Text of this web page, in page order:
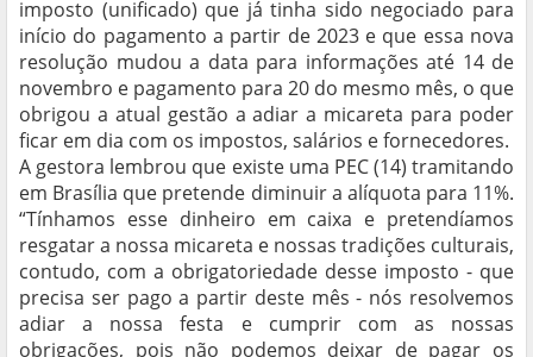
imposto (unificado) que já tinha sido negociado para
início do pagamento a partir de 2023 e que essa nova
resolução mudou a data para informações até 14 de
novembro e pagamento para 20 do mesmo mês, o que
obrigou a atual gestão a adiar a micareta para poder
ficar em dia com os impostos, salários e fornecedores.
A gestora lembrou que existe uma PEC (14) tramitando
em Brasília que pretende diminuir a alíquota para 11%.
“Tínhamos esse dinheiro em caixa e pretendíamos
resgatar a nossa micareta e nossas tradições culturais,
contudo, com a obrigatoriedade desse imposto - que
precisa ser pago a partir deste mês - nós resolvemos
adiar a nossa festa e cumprir com as nossas
obrigações, pois não podemos deixar de pagar os